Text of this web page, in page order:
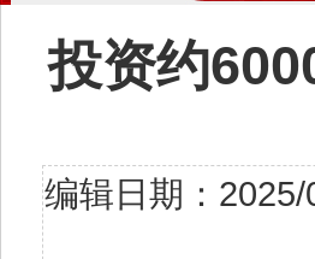
投资约
编辑日期：